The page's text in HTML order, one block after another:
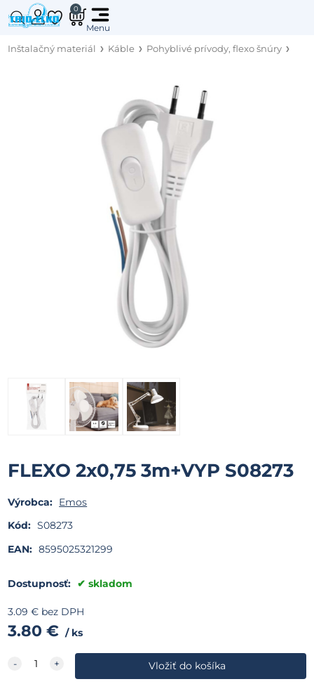
0
Inštalačný materiál Káble Pohyblivé prívody, flexo šnúry
FLEXO 2x0,75 3m+VYP S08273
Výrobca: Emos
Kód: S08273
EAN: 8595025321299
Dostupnosť: skladom
3.09 € bez DPH
3.80 € ks